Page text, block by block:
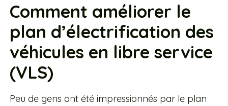
Comment améliorer le
plan d’électrification des
véhicules en libre service
(VLS)
Peu de gens ont été impressionnés par le plan